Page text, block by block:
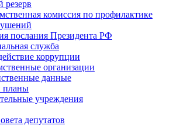
резерв
комиссия по профилактике
послания Президента РФ
служба
коррупции
организации
данные
планы
учреждения
депутатов